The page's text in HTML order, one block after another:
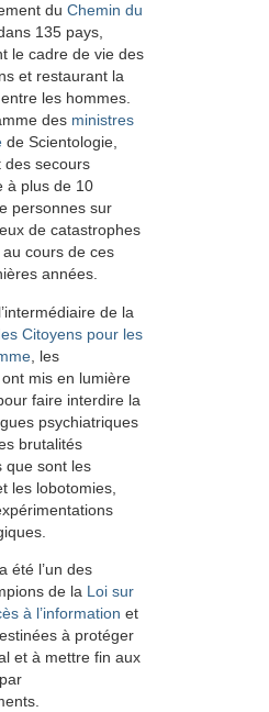
du Chemin du
135 pays,
le cadre de vie des
et restaurant la
les hommes.
des ministres
de Scientologie,
des secours
à plus de 10
personnes sur
de catastrophes
cours de ces
années.
de la
Citoyens pour les
, les
mis en lumière
faire interdire la
psychiatriques
brutalités
que sont les
les lobotomies,
été l’un des
de la Loi sur
à l’information et
à protéger
et à mettre fin aux